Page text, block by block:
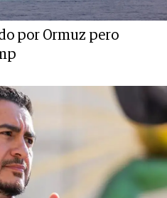
por Ormuz pero